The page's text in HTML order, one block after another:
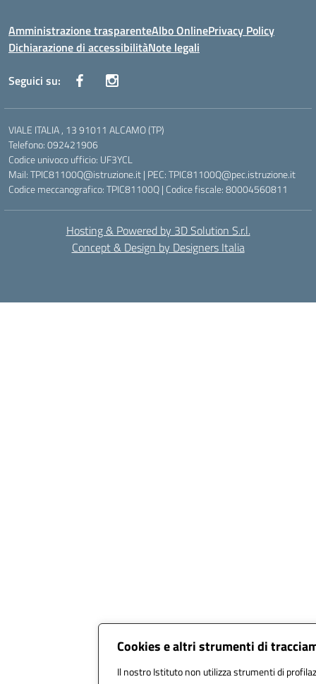
Cookies e altri strumenti di
Il nostro Istituto non utilizza strumenti di
Amministrazione trasparenteAlbo OnlinePrivacy Policy
Dichiarazione di accessibilitàNote legali
Seguici su:
VIALE ITALIA , 13 91011 ALCAMO (TP)
Telefono: 092421906
Codice univoco ufficio: UF3YCL
Mail: TPIC81100Q@istruzione.it | PEC: TPIC81100Q@pec.istruzione.it
Codice meccanografico: TPIC81100Q | Codice fiscale: 80004560811
Hosting & Powered by 3D Solution S.r.l.
Concept & Design by Designers Italia